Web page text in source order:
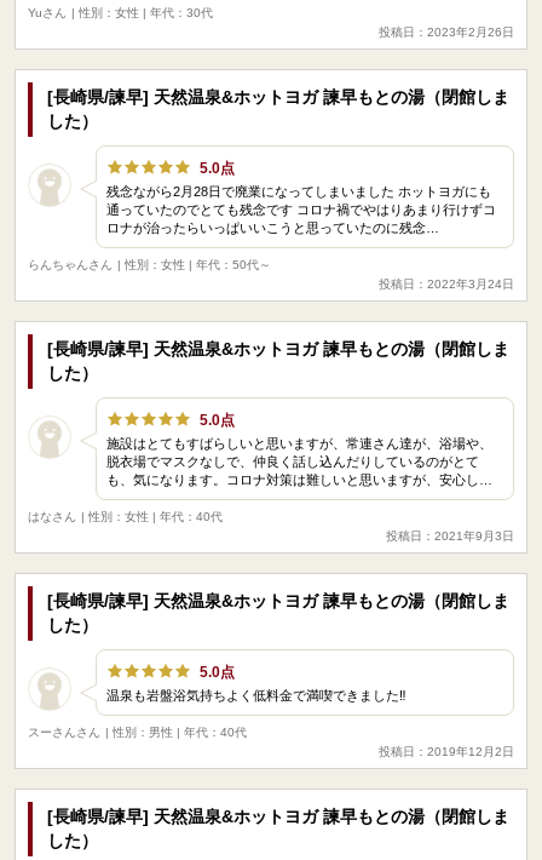
Yuさん
| 性別：女性 | 年代：30代
投稿日：2023年2月26日
[長崎県/諫早] 天然温泉&ホットヨガ 諫早もとの湯（閉館しま
した）
5.0点
残念ながら2月28日で廃業になってしまいました ホットヨガにも
通っていたのでとても残念です コロナ禍でやはりあまり行けずコ
ロナが治ったらいっぱいいこうと思っていたのに残念…
らんちゃんさん
| 性別：女性 | 年代：50代～
投稿日：2022年3月24日
[長崎県/諫早] 天然温泉&ホットヨガ 諫早もとの湯（閉館しま
した）
5.0点
施設はとてもすばらしいと思いますが、常連さん達が、浴場や、
脱衣場でマスクなしで、仲良く話し込んだりしているのがとて
も、気になります。コロナ対策は難しいと思いますが、安心し…
はなさん
| 性別：女性 | 年代：40代
投稿日：2021年9月3日
[長崎県/諫早] 天然温泉&ホットヨガ 諫早もとの湯（閉館しま
した）
5.0点
温泉も岩盤浴気持ちよく低料金で満喫できました‼️
スーさんさん
| 性別：男性 | 年代：40代
投稿日：2019年12月2日
[長崎県/諫早] 天然温泉&ホットヨガ 諫早もとの湯（閉館しま
した）